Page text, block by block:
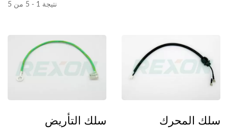
نتيجة 1 - 5 من 5
سلك المحرك سلك التأريض